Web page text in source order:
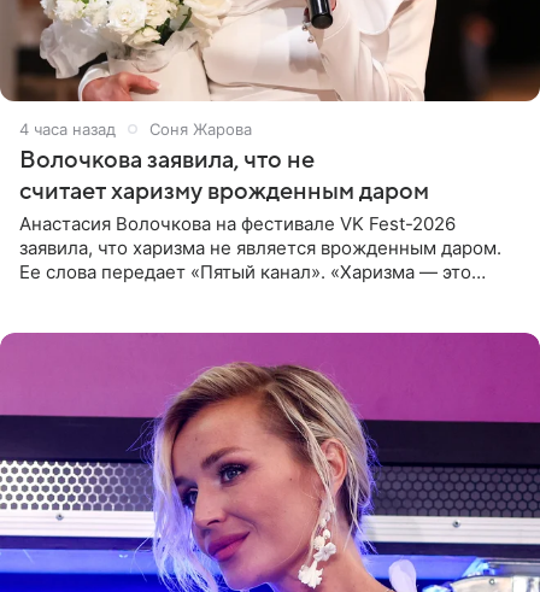
4 часа назад Соня Жарова
Волочкова заявила, что не
считает харизму врожденным даром
Анастасия Волочкова на фестивале VK Fest-2026
заявила, что харизма не является врожденным даром.
Ее слова передает «Пятый канал». «Харизма — это